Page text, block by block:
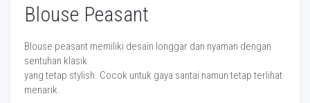
Blouse Peasant
Blouse peasant memiliki desain longgar dan nyaman dengan
sentuhan klasik
yang tetap stylish. Cocok untuk gaya santai namun tetap terlihat
menarik.